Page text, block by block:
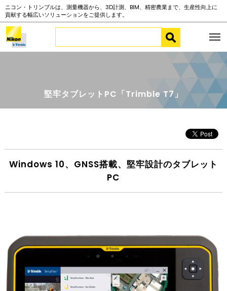
ニコン・トリンブルは、測量機器から、3D計測、BIM、精密農業まで、生産性向上に
貢献する幅広いソリューションをご提供します。
堅牢タブレットPC「Trimble T7」
Windows 10、GNSS搭載、堅牢設計のタブレット
PC